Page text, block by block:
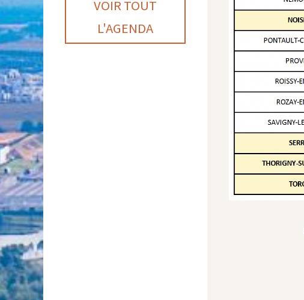
VOIR TOUT
L'AGENDA